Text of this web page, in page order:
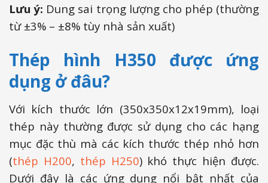
Lưu ý: Dung sai trọng lượng cho phép (thường
từ ±3% – ±8% tùy nhà sản xuất)
Thép hình H350 được ứng
dụng ở đâu?
Với kích thước lớn (350x350x12x19mm), loại
thép này thường được sử dụng cho các hạng
mục đặc thù mà các kích thước thép nhỏ hơn
(thép H200, thép H250) khó thực hiện được.
Dưới đây là các ứng dụng nổi bật nhất của